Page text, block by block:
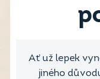
Ať už lepek
jiného